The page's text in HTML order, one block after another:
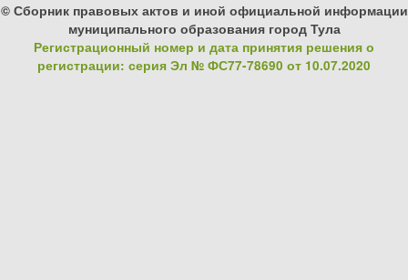
© Сборник правовых актов и иной официальной информации
муниципального образования город Тула
Регистрационный номер и дата принятия решения о
регистрации: серия Эл № ФС77-78690 от 10.07.2020